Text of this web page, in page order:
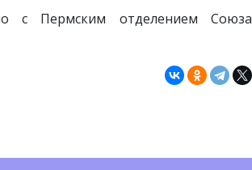
с Пермским отделением Союза